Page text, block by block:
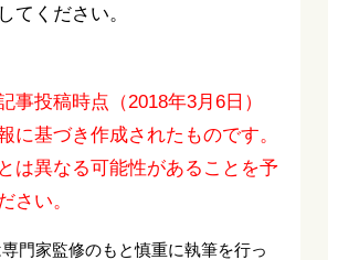
てください。
事投稿時点（2018年3月6日）
に基づき作成されたものです。
は異なる可能性があることを予
さい。
門家監修のもと慎重に執筆を行っ